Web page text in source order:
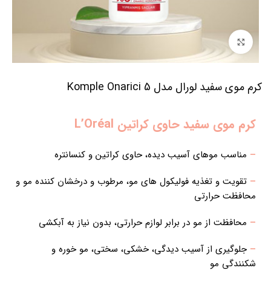
برای بزرگنمایی کلیک کنید
کرم موی سفید لورال مدل Komple Onarici 5
کرم موی سفید حاوی کراتین L’Oréal
– مناسب موهای آسیب دیده، حاوی کراتین و کنسانتره
– تقویت و تغذیه فولیکول های مو، مرطوب و درخشان کننده مو و
محافظت حرارتی
– محافظت از مو در برابر لوازم حرارتی، بدون نیاز به آبکشی
– جلوگیری از آسیب دیدگی، خشکی، سختی، مو خوره و
شکنندگی مو